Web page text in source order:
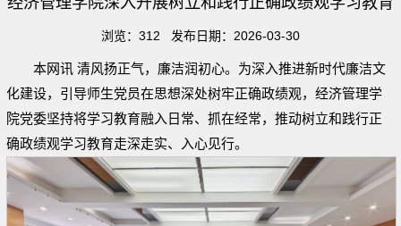
浏览： 312 发布日期：2026-03-30
本网讯 清风扬正气，廉洁润初心。为深入推进新时代廉洁文
化建设，引导师生党员在思想深处树牢正确政绩观，经济管理学
院党委坚持将学习教育融入日常、抓在经常，推动树立和践行正
确政绩观学习教育走深走实、入心见行。